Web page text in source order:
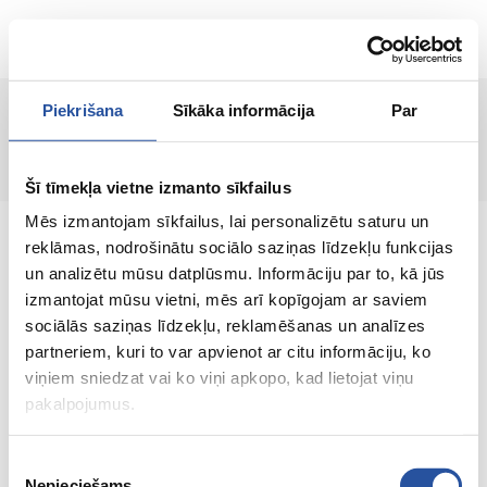
Piekrišana Sīkāka informācija Par
Šī tīmekļa vietne izmanto sīkfailus
Mēs izmantojam sīkfailus, lai personalizētu saturu un
reklāmas, nodrošinātu sociālo saziņas līdzekļu funkcijas
un analizētu mūsu datplūsmu. Informāciju par to, kā jūs
izmantojat mūsu vietni, mēs arī kopīgojam ar saviem
sociālās saziņas līdzekļu, reklamēšanas un analīzes
partneriem, kuri to var apvienot ar citu informāciju, ko
viņiem sniedzat vai ko viņi apkopo, kad lietojat viņu
pakalpojumus.
LT
Puslapis nerastas!
Internetinė parduotuvė su palankiomis
kainomis ir kokybiškomis prekėmis, kurioje
klientų pasitenkinimas yra mūsų pagrindinė
vertybė.
Viskas Tavo namams ir sodui!